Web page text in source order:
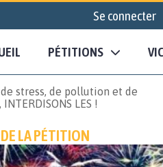
Se connecter
PÉTITIONS
stress, de pollution et de
LES !
LA PÉTITION